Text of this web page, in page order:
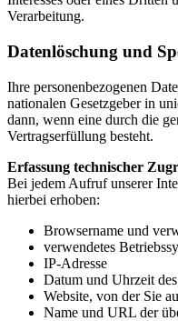
Verarbeitung.
Datenlöschung und
Ihre personenbezogenen
nationalen Gesetzgeber in
dann, wenn eine durch die
Vertragserfüllung besteht.
Erfassung technischer
Bei jedem Aufruf unserer
hierbei erhoben:
Browsername und
verwendetes
IP-Adresse
Datum und Uhrzeit
Website, von der Sie
Name und URL der